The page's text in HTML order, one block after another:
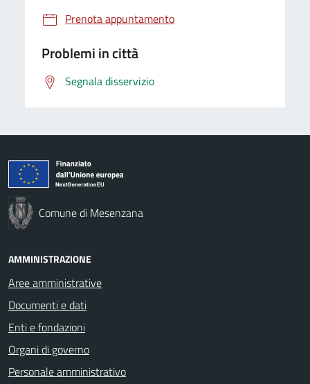
Prenota appuntamento
Problemi in città
Segnala disservizio
Comune di Mesenzana
AMMINISTRAZIONE
Aree amministrative
Documenti e dati
Enti e fondazioni
Organi di governo
Personale amministrativo